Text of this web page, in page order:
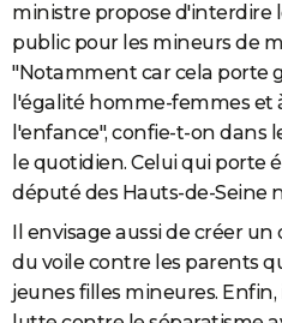
ministre propose d'interdire
public pour les mineurs de
"Notamment car cela porte
l'égalité homme-femmes et
l'enfance", confie-t-on dans
le quotidien. Celui qui
député des Hauts-de-Seine
Il envisage aussi de créer
du voile contre les parents
jeunes filles mineures.